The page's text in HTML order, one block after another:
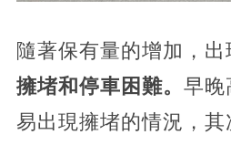
隨著保有量的增加，出
擁堵和停車困難。 早晚
易出現擁堵的情況，